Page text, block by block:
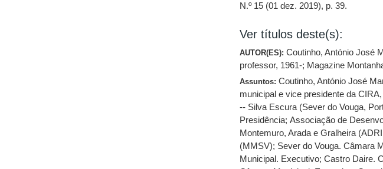
N.º 15 (01 dez. 2019), p. 39.
Ver títulos deste(s):
AUTOR(ES):Coutinho, António José
professor, 1961-; Magazine
Assuntos:Coutinho, António José
municipal e vice presidente da
-- Silva Escura (Sever do Vouga,
Presidência;Associação de
Montemuro, Arada e Gralheira
(MMSV); Sever do Vouga. Câmara
Municipal. Executivo;Castro Daire.